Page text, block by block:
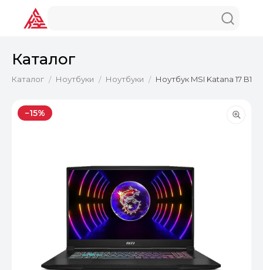
Каталог
Каталог / Ноутбуки / Ноутбуки / Ноутбук MSI Katana 17
−15%